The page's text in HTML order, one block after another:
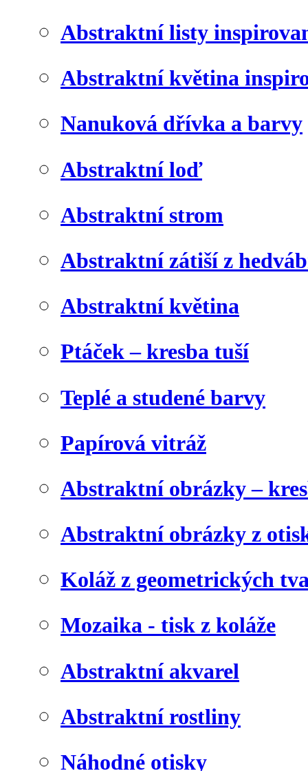
Abstraktní listy
Abstraktní květina
Nanuková dřívka a barvy
Abstraktní loď
Abstraktní strom
Abstraktní zátiší z
Abstraktní květina
Ptáček – kresba tuší
Teplé a studené barvy
Papírová vitráž
Abstraktní obrázky –
Abstraktní obrázky z
Koláž z geometrických
Mozaika - tisk z koláže
Abstraktní akvarel
Abstraktní rostliny
Náhodné otisky